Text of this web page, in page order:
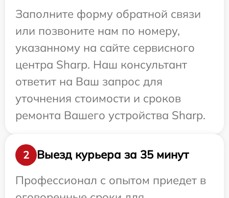
Заполните форму обратной связи
или позвоните нам по номеру,
указанному на сайте сервисного
центра Sharp. Наш консультант
ответит на Ваш запрос для
уточнения стоимости и сроков
ремонта Вашего устройства Sharp.
2
Выезд курьера за 35 минут
Профессионал с опытом приедет в